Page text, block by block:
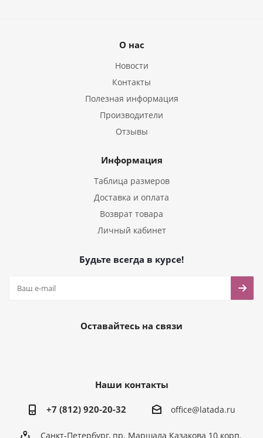
О нас
Новости
Контакты
Полезная информация
Производители
Отзывы
Информация
Таблица размеров
Доставка и оплата
Возврат товара
Личный кабинет
Будьте всегда в курсе!
Оставайтесь на связи
Наши контакты
+7 (812) 920-20-32 office@latada.ru
Санкт-Петербург, пр. Маршала Казакова 10 корп.